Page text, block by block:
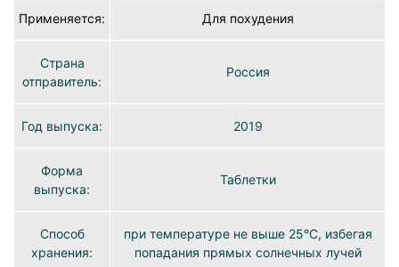
Применяется: Для похудения
Страна
отправитель:
Россия
Год выпуска: 2019
Форма
выпуска:
Таблетки
Способ
хранения:
при температуре не выше 25°C, избегая
попадания прямых солнечных лучей